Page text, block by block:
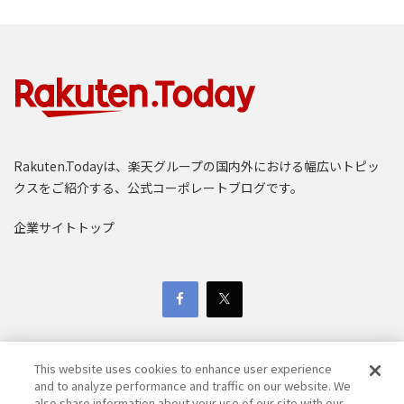
Rakuten.Todayは、楽天グループの国内外における幅広いトピッ
クスをご紹介する、公式コーポレートブログです。
企業サイトトップ
This website uses cookies to enhance user experience
and to analyze performance and traffic on our website. We